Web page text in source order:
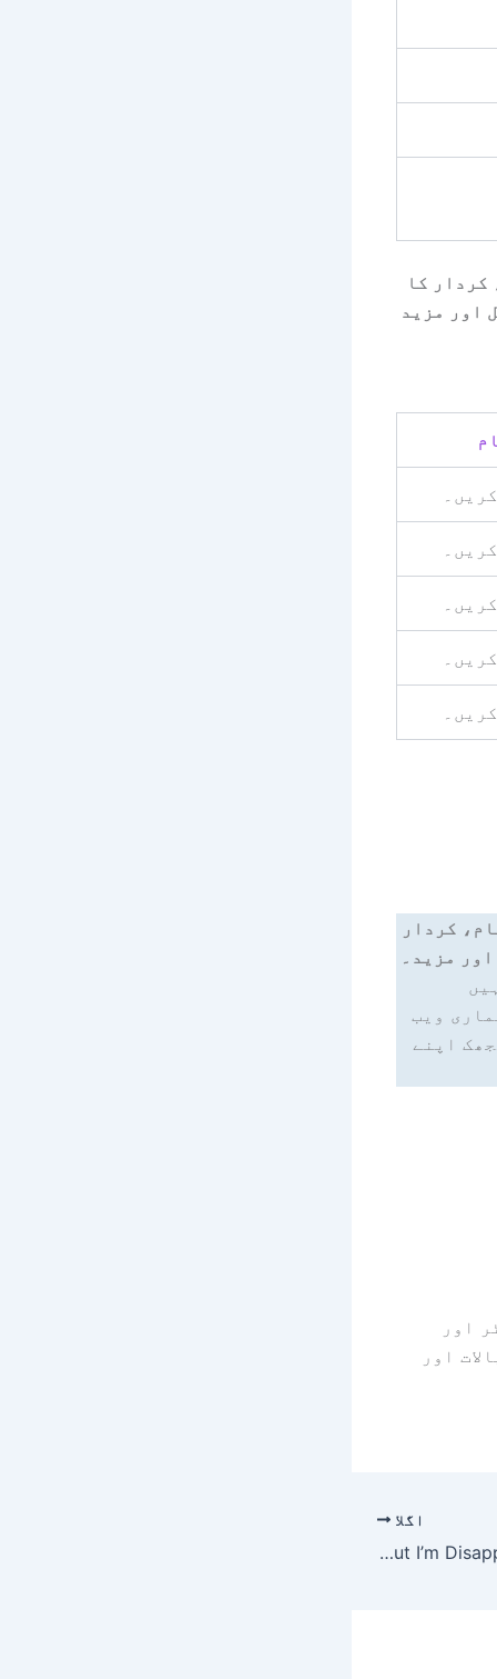
کردار کا
اور مزید
کردار
مزید۔
ویب
اپنے
اور
اور
اگلا
I’m Totally Psyched IMAX Is Showing Some F1 Races In Theaters, But I’m Disappointed By One Race